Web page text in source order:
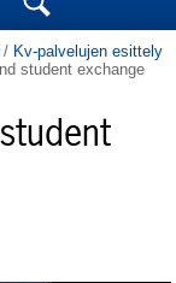
/ Kv-palvelujen esittely
student exchange